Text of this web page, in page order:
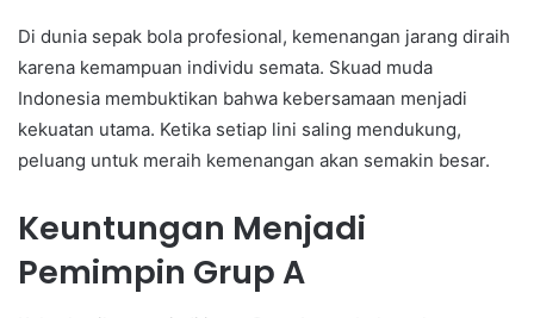
Di dunia sepak bola profesional, kemenangan jarang diraih
karena kemampuan individu semata. Skuad muda
Indonesia membuktikan bahwa kebersamaan menjadi
kekuatan utama. Ketika setiap lini saling mendukung,
peluang untuk meraih kemenangan akan semakin besar.
Keuntungan Menjadi
Pemimpin Grup A